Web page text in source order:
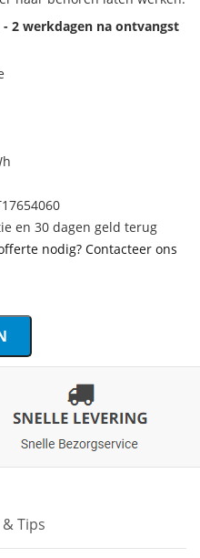
2 werkdagen na ontvangst
en 30 dagen geld terug
nodig? Contacteer ons
Tips